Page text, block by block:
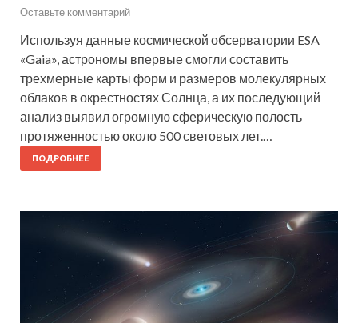
Оставьте комментарий
Используя данные космической обсерватории ESA
«Gaia», астрономы впервые смогли составить
трехмерные карты форм и размеров молекулярных
облаков в окрестностях Солнца, а их последующий
анализ выявил огромную сферическую полость
протяженностью около 500 световых лет.…
ПОДРОБНЕЕ